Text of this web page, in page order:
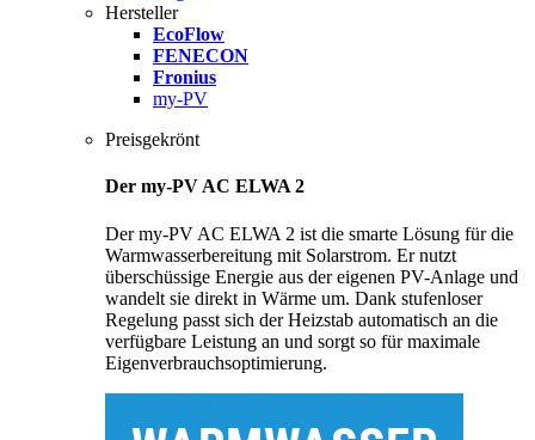
Hersteller
EcoFlow
FENECON
Fronius
my-PV
Preisgekrönt
Der my-PV AC ELWA 2
Der my-PV AC ELWA 2 ist die smarte Lösung für die
Warmwasserbereitung mit Solarstrom. Er nutzt
überschüssige Energie aus der eigenen PV-Anlage und
wandelt sie direkt in Wärme um. Dank stufenloser
Regelung passt sich der Heizstab automatisch an die
verfügbare Leistung an und sorgt so für maximale
Eigenverbrauchsoptimierung.